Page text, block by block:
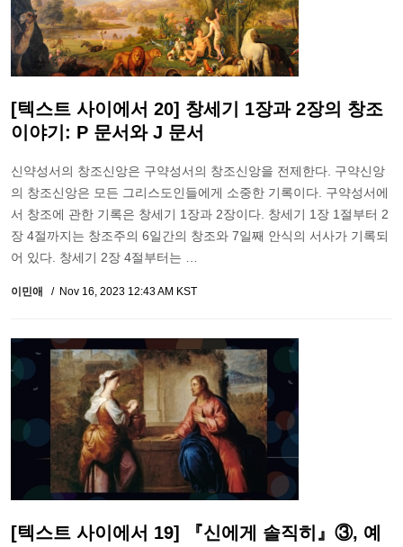
[텍스트 사이에서 20] 창세기 1장과 2장의 창조
이야기: P 문서와 J 문서
신약성서의 창조신앙은 구약성서의 창조신앙을 전제한다. 구약신앙
의 창조신앙은 모든 그리스도인들에게 소중한 기록이다. 구약성서에
서 창조에 관한 기록은 창세기 1장과 2장이다. 창세기 1장 1절부터 2
장 4절까지는 창조주의 6일간의 창조와 7일째 안식의 서사가 기록되
어 있다. 창세기 2장 4절부터는 …
이민애 Nov 16, 2023 12:43 AM KST
[텍스트 사이에서 19] 『신에게 솔직히』③, 예